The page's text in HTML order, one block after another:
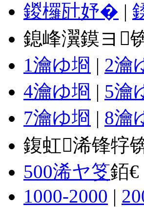
鍐欏瓧妤� |
鎴峰瀷鏌ヨ
1瀹ゆ埛 | 2瀹
4瀹ゆ埛 | 5瀹
7瀹ゆ埛 | 8瀹
鍑虹浠锋牸
500浠ヤ笅銆€
1000-2000 |